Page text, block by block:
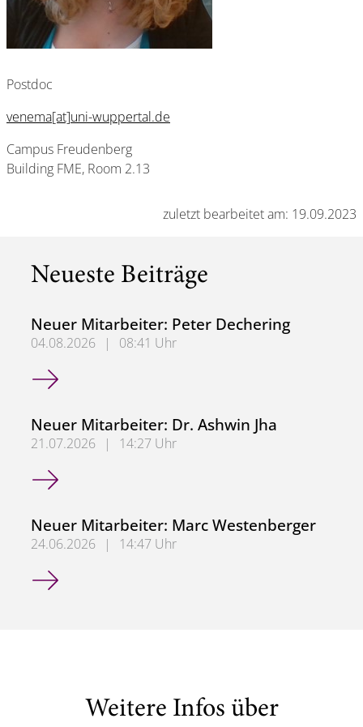
Postdoc
venema[at]uni-wuppertal.de
Campus Freudenberg
Building FME, Room 2.13
zuletzt bearbeitet am: 19.09.2023
Neueste Beiträge
Neuer Mitarbeiter: Peter Dechering
04.08.2026 |
08:41 Uhr
Neuer Mitarbeiter: Peter Dechering
Neuer Mitarbeiter: Dr. Ashwin Jha
21.07.2026 |
14:27 Uhr
Neuer Mitarbeiter: Dr. Ashwin Jha
Neuer Mitarbeiter: Marc Westenberger
24.06.2026 |
14:47 Uhr
Neuer Mitarbeiter: Marc Westenberger
Weitere Infos über